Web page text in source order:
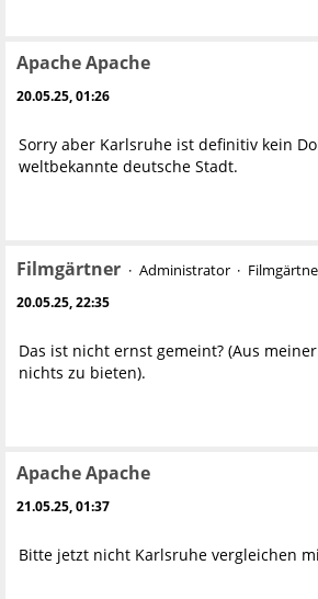
Apache Apache
20.05.25, 01:26
Sorry aber Karlsruhe ist definitiv kein
weltbekannte deutsche Stadt.
Filmgärtner Administrator
20.05.25, 22:35
Das ist nicht ernst gemeint? (Aus
nichts zu bieten).
Apache Apache
21.05.25, 01:37
Bitte jetzt nicht Karlsruhe vergleichen